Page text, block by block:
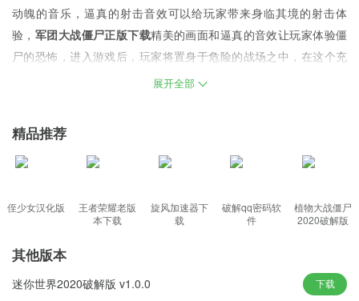
动魄的音乐，逼真的射击音效可以给玩家带来身临其境的射击体
验， 军团大战僵尸正版下载精美的画面和逼真的音效让玩家体验僵
尸的恐怖，进入游戏后，玩家将置身于危险的战场之中，在这个充
满僵尸的世界里，你必须拯救幸存者并使用武器杀死可怕的僵尸，
和弹药，
并用你最喜欢的武器射击。 一旦玩家揭露了自己的身份并开始拯救
人类，
并通过消灭它们来获得奖励。玩家在游戏中享受复活的过程，感受
到忠诚
展开全部
精品推荐
侄少女汉化版
王者荣耀老版
本下载
旋风加速器下
载
破解qq密码软
件
植物大战僵尸
2020破解版
其他版本
迷你世界2020破解版 v1.0.0 下载